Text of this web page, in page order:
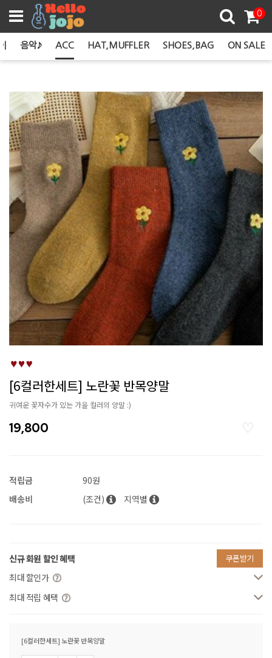
0
음악♪ ACC HAT,MUFFLER SHOES,BAG ON SALE
[6컬러한세트] 노란꽃 반목양말
귀여운 꽃자수가 있는 가을 컬러의 양말 :)
19,800
적립금
90원
배송비
(조건) 지역별
신규 회원 할인 혜택 쿠폰받기
최대 할인가
최대 적립 혜택
[6컬러한세트] 노란꽃 반목양말